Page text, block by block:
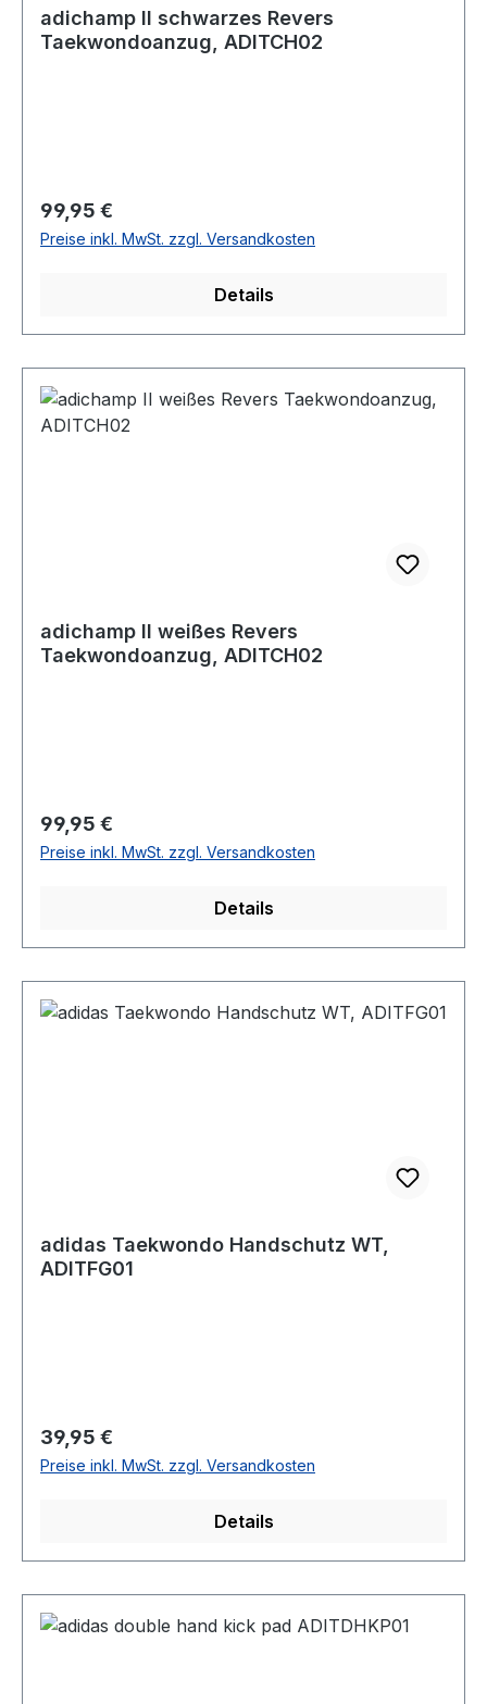
adichamp II schwarzes Revers
Taekwondoanzug, ADITCH02
Regulärer Preis:
99,95 €
Preise inkl. MwSt. zzgl. Versandkosten
Details
adichamp II weißes Revers
Taekwondoanzug, ADITCH02
Regulärer Preis:
99,95 €
Preise inkl. MwSt. zzgl. Versandkosten
Details
adidas Taekwondo Handschutz WT,
ADITFG01
Regulärer Preis:
39,95 €
Preise inkl. MwSt. zzgl. Versandkosten
Details